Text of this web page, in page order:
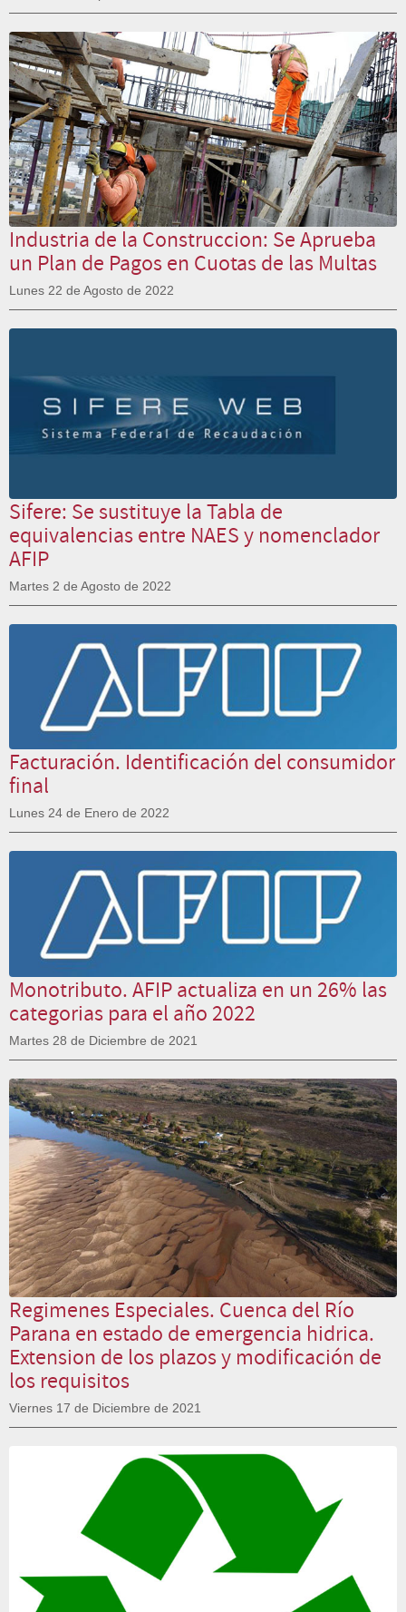
Industria de la Construccion: Se Aprueba
un Plan de Pagos en Cuotas de las Multas
Lunes 22 de Agosto de 2022
Sifere: Se sustituye la Tabla de
equivalencias entre NAES y nomenclador
AFIP
Martes 2 de Agosto de 2022
Facturación. Identificación del consumidor
final
Lunes 24 de Enero de 2022
Monotributo. AFIP actualiza en un 26% las
categorias para el año 2022
Martes 28 de Diciembre de 2021
Regimenes Especiales. Cuenca del Río
Parana en estado de emergencia hidrica.
Extension de los plazos y modificación de
los requisitos
Viernes 17 de Diciembre de 2021